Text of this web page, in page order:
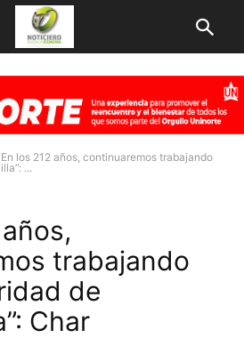
los 212 años, continuaremos trabajando
...
trabajando
de
Char